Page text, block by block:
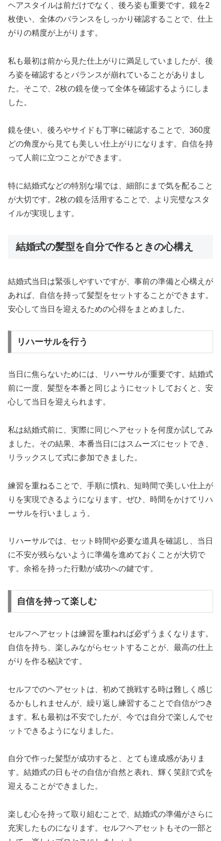
ヘアスタイルは前だけでなく、後ろ姿も重要です。鏡を2
枚使い、全体のバランスをしっかり確認することで、仕上
がりの精度が上がります。
私も最初は前から見た仕上がりに満足していましたが、後
ろ姿を確認するとバランスが崩れていることがありまし
た。そこで、2枚の鏡を使って全体を確認するようにしま
した。
鏡を使い、後ろやサイドも丁寧に確認することで、360度
どの角度から見ても美しい仕上がりになります。自信を持
って人前に立つことができます。
特に結婚式などの特別な場では、細部にまで気を配ること
が大切です。2枚の鏡を活用することで、より完璧なスタ
イルが実現します。
結婚式の髪型を自分で作るときの心構え
結婚式当日は緊張しやすいですが、事前の準備と心構えが
あれば、自信を持って髪型をセットすることができます。
安心して当日を迎えるための心得をまとめました。
リハーサルを行う
当日に焦らないためには、リハーサルが重要です。結婚式
前に一度、髪型を本番と同じようにセットしておくと、安
心して当日を迎えられます。
私は結婚式前に、実際に同じヘアセットを何度か試してみ
ました。その結果、本番当日にはスムーズにセットでき、
リラックスして式に参加できました。
練習を重ねることで、手順に慣れ、短時間で美しい仕上が
りを実現できるようになります。ぜひ、時間をかけてリハ
ーサルを行いましょう。
リハーサルでは、セット時間や必要な道具を確認し、当日
に不安が残らないように準備を進めておくことが大切で
す。余裕を持った行動が成功への鍵です。
自信を持って楽しむ
セルフヘアセットは練習を重ねれば必ずうまくなります。
自信を持ち、楽しみながらセットすることが、最高の仕上
がりを作る秘訣です。
セルフでのヘアセットは、初めて挑戦する時は難しく感じ
るかもしれませんが、繰り返し練習することで自信がつき
ます。私も最初は不安でしたが、今では自分で楽しんでセ
ットできるようになりました。
自分で作った髪型が成功すると、とても達成感がありま
す。結婚式の日もその自信が自然と表れ、輝く笑顔で式を
迎えることができました。
楽しむ心を持って取り組むことで、結婚式の準備がさらに
充実したものになります。セルフヘアセットもその一部と